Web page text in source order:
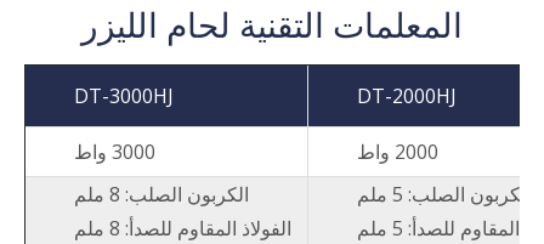
المعلمات التقنية لحام الليزر
DT-2000HJ
DT-3000HJ
2000 واط
3000 واط
الكربون الصلب: 5 ملم
المقاوم للصدأ: 5 ملم
الكربون الصلب: 8 ملم
الفولاذ المقاوم للصدأ: 8 ملم